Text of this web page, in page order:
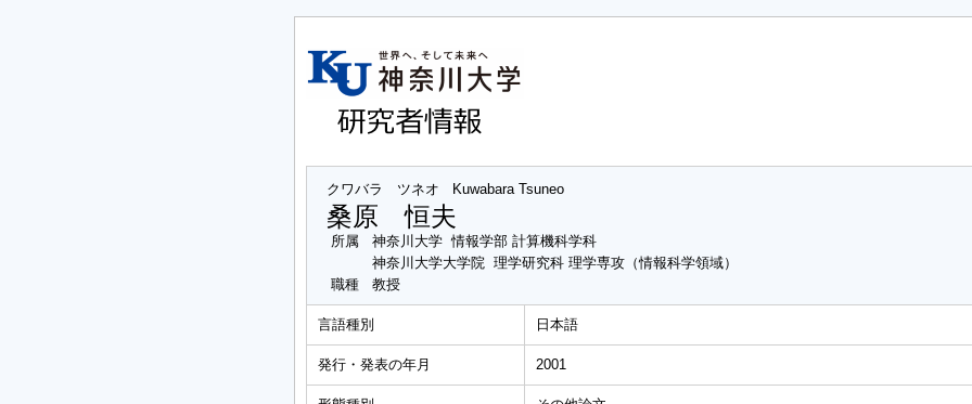
クワバラ ツネオ Kuwabara Tsuneo
桑原 恒夫
所属
神奈川大学 情報学部 計算機科学科
神奈川大学大学院 理学研究科 理学専攻（情報科学領域）
職種
教授
言語種別 日本語
発行・発表の年月 2001